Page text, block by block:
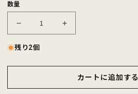
数量
EMPIRE
&amp;
SONS
WORK
-
EMPIRE
&amp;
WORK
JACKET
-
残り2個
カートに追加する